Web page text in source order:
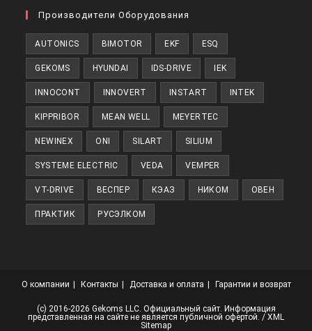
Производители Оборудования
AUTONICS BIMOTOR EKF ESQ
GEKOMS HYUNDAI IDS-DRIVE IEK
INNOCONT INNOVERT INSTART INTEK
KIPPRIBOR MEAN WELL MEYERTEC
NEWINEX ONI SILART SILIUM
SYSTEME ELECTRIC VEDA VEMPER
VT-DRIVE ВЕСПЕР КЭАЗ НИКОМ ОВЕН
ПРАКТИК РУСЭЛКОМ
О компании Контакты Доставка и оплата Гарантии и возврат
(с) 2016-2026 Gekoms LLC. Официальный сайт. Информация
представленная на сайте не является публичной офертой. / XML
Sitemap